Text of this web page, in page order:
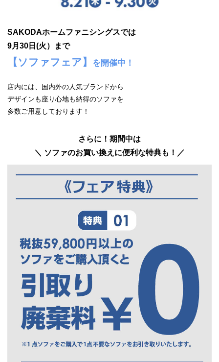
SAKODAホームファニシングスでは
9月30日(火）まで
【ソファフェア】 を開催中！
店内には、国内外の人気ブランドから
デザインも座り心地も納得のソファを
多数ご用意しております！
さらに！期間中は
＼ ソファのお買い換えに便利な特典も！／